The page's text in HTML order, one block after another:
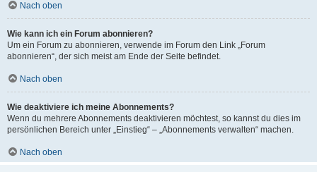
Nach oben
Wie kann ich ein Forum abonnieren?
Um ein Forum zu abonnieren, verwende im Forum den Link „Forum
abonnieren“, der sich meist am Ende der Seite befindet.
Nach oben
Wie deaktiviere ich meine Abonnements?
Wenn du mehrere Abonnements deaktivieren möchtest, so kannst du dies im
persönlichen Bereich unter „Einstieg“ – „Abonnements verwalten“ machen.
Nach oben